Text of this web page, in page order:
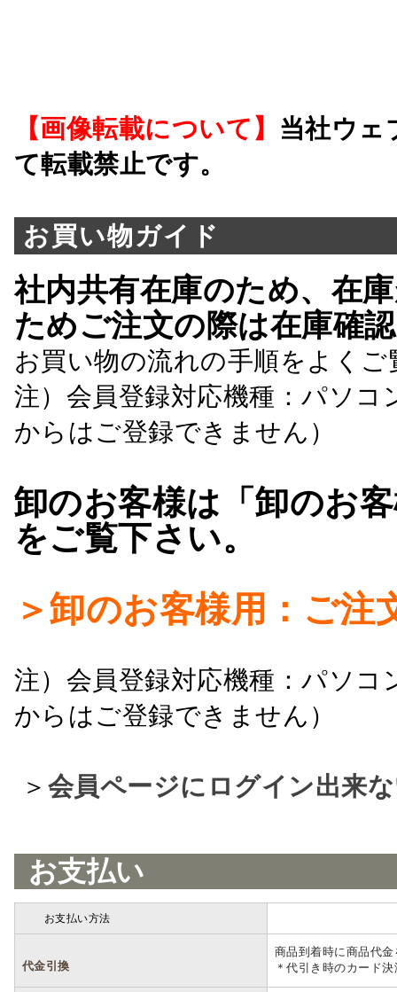
【画像転載について】 当社ウェ
て転載禁止です。
お買い物ガイド
社内共有在庫のため、在
ためご注文の際は在庫確
お買い物の流れの手順をよくご
注）会員登録対応機種：パソ
からはご登録できません）
卸のお客様は「卸のお
をご覧下さい。
＞卸のお客様用：ご注
注）会員登録対応機種：パソ
からはご登録できません）
＞ 会員ページにログイン出来
お支払い
お支払い方法
代金引換
商品到着時に商品代
＊代引き時のカード